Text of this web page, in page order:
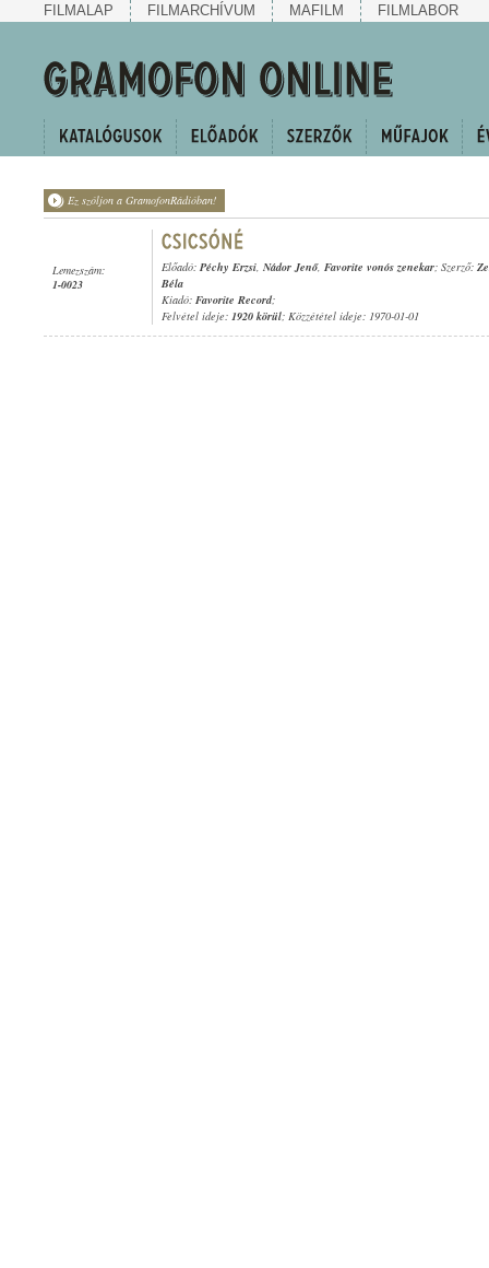
FILMALAP FILMARCHÍVUM MAFILM FILMLABOR
Ez szóljon a GramofonRádióban!
Lemezszám:
1-0023
Előadó: Péchy Erzsi, Nádor Jenő, Favorite vonós zenekar; Szerző:
Béla
Kiadó: Favorite Record;
Felvétel ideje: 1920 körül; Közzététel ideje: 1970-01-01